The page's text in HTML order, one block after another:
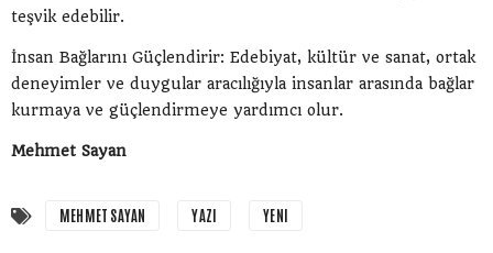
teşvik edebilir.
İnsan Bağlarını Güçlendirir: Edebiyat, kültür ve sanat, ortak
deneyimler ve duygular aracılığıyla insanlar arasında bağlar
kurmaya ve güçlendirmeye yardımcı olur.
Mehmet Sayan
MEHMET SAYAN YAZI YENI